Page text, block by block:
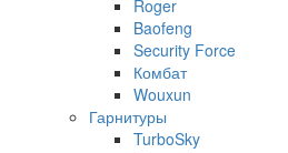
Roger
Baofeng
Security Force
Комбат
Wouxun
Гарнитуры
TurboSky